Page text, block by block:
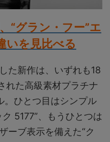
“グラン・フー”エ
いを見比べる
た新作は、いずれも18
れた高級素材プラチナ
。ひとつ目はシンプル
5177”、もうひとつは
ーブ表示を備えた“ク